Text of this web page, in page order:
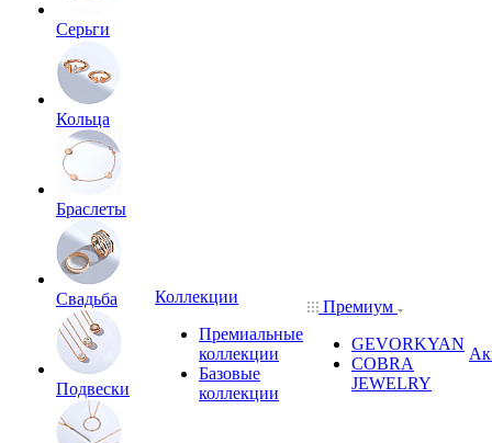
Серьги
Кольца
Браслеты
Свадьба
Подвески
Коллекции
Премиальные
коллекции
Базовые
коллекции
Премиум
GEVORKYAN
COBRA
JEWELRY